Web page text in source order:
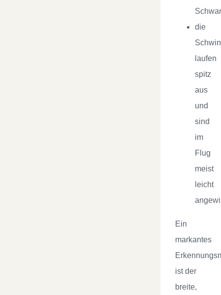
die
laufen
spitz
aus
und
sind
im
Flug
meist
leicht
Ein
markantes
ist der
breite,